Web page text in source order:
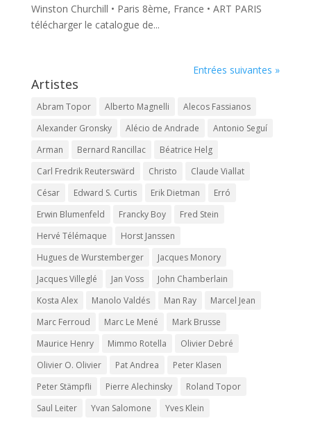
Winston Churchill • Paris 8ème, France • ART PARIS
télécharger le catalogue de...
Entrées suivantes »
Artistes
Abram Topor Alberto Magnelli
Alecos Fassianos
Alexander Gronsky
Alécio de Andrade
Antonio Seguí
Arman
Bernard Rancillac
Béatrice Helg
Carl Fredrik Reuterswärd
Christo
Claude Viallat
César
Edward S. Curtis Erik Dietman
Erró
Erwin Blumenfeld
Francky Boy
Fred Stein
Hervé Télémaque
Horst Janssen
Hugues de Wurstemberger
Jacques Monory
Jacques Villeglé
Jan Voss
John Chamberlain
Kosta Alex
Manolo Valdés Man Ray
Marcel Jean
Marc Ferroud
Marc Le Mené
Mark Brusse
Maurice Henry
Mimmo Rotella
Olivier Debré
Olivier O. Olivier
Pat Andrea
Peter Klasen
Peter Stämpfli
Pierre Alechinsky
Roland Topor
Saul Leiter
Yvan Salomone Yves Klein